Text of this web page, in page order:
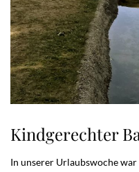
Kindgerechter
In unserer Urlaubswoche